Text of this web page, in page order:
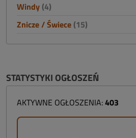
Windy (4)
Znicze / Świece (15)
STATYSTYKI OGŁOSZEŃ
AKTYWNE OGŁOSZENIA:403